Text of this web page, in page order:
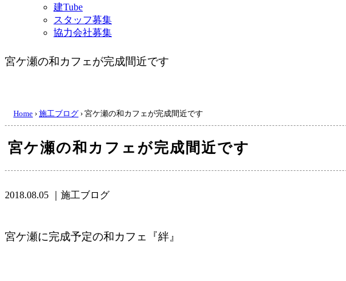
建Tube
スタッフ募集
協力会社募集
宮ケ瀬の和カフェが完成間近です
Home › 施工ブログ › 宮ケ瀬の和カフェが完成間近です
宮ケ瀬の和カフェが完成間近です
2018.08.05
｜施工ブログ
宮ケ瀬に完成予定の和カフェ『絆』